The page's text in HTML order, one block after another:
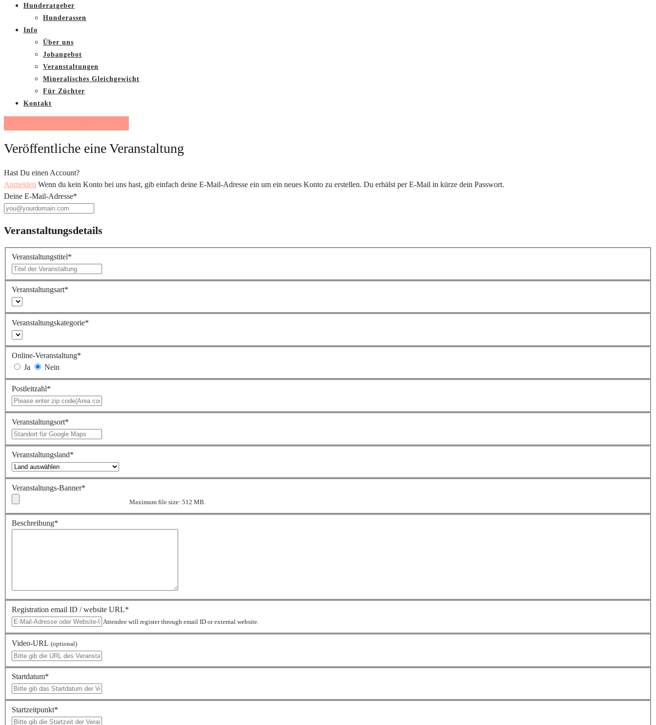
Hunderatgeber
Hunderassen
Info
Über uns
Jobangebot
Veranstaltungen
Mineralisches Gleichgewicht
Für Züchter
Kontakt
Veröffentliche eine Veranstaltung
Hast Du einen Account?
Anmelden Wenn du kein Konto bei uns hast, gib einfach deine E-Mail-Adresse ein um ein neues Konto zu erstellen. Du erhälst per E-Mail in kürze dein Passwort.
Deine E-Mail-Adresse*
Veranstaltungsdetails
Veranstaltungstitel*
Veranstaltungsart*
Veranstaltungskategorie*
Online-Veranstaltung*
Ja
Nein
Postleitzahl*
Veranstaltungsort*
Veranstaltungsland*
Veranstaltungs-Banner*
Maximum file size: 512 MB.
Beschreibung*
Registration email ID / website URL*
Attendee will register through email ID or external website.
Video-URL (optional)
Startdatum*
Startzeitpunkt*